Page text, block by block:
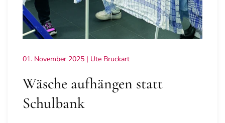
01. November 2025 | Ute Bruckart
Wäsche aufhängen statt
Schulbank